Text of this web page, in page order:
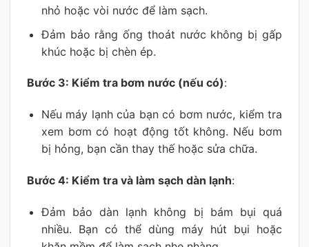
nhỏ hoặc vòi nước để làm sạch.
Đảm bảo rằng ống thoát nước không bị gấp
khúc hoặc bị chèn ép.
Bước 3: Kiểm tra bơm nước (nếu có):
Nếu máy lạnh của bạn có bơm nước, kiểm tra
xem bơm có hoạt động tốt không. Nếu bơm
bị hỏng, bạn cần thay thế hoặc sửa chữa.
Bước 4: Kiểm tra và làm sạch dàn lạnh:
Đảm bảo dàn lạnh không bị bám bụi quá
nhiều. Bạn có thể dùng máy hút bụi hoặc